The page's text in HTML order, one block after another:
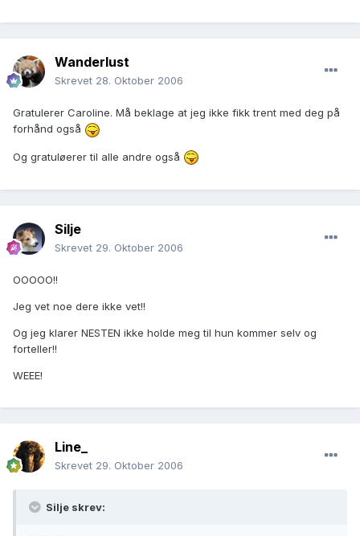
Wanderlust
Skrevet 28. Oktober 2006
Gratulerer Caroline. Må beklage at jeg ikke fikk trent med deg på
forhånd også
Og gratuløerer til alle andre også
Silje
Skrevet 29. Oktober 2006
OOOOO!!
Jeg vet noe dere ikke vet!!
Og jeg klarer NESTEN ikke holde meg til hun kommer selv og
forteller!!
WEEE!
Line_
Skrevet 29. Oktober 2006
Silje skrev: